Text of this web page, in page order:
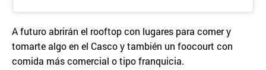
A futuro abrirán el rooftop con lugares para comer y
tomarte algo en el Casco y también un foocourt con
comida más comercial o tipo franquicia.